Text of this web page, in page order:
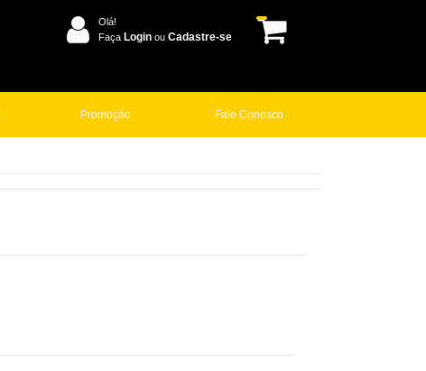
Olá!
Faça Login ou Cadastre-se
Promoção Fale Conosco